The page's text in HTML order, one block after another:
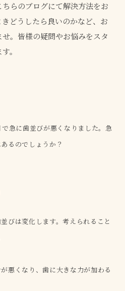
らのブログにて解決方法をお
どうしたら良いのかなど、お
。皆様の疑問やお悩みをスタ
。
急に歯並びが悪くなりました。急
るのでしょうか？
びは変化します。考えられること
悪くなり、歯に大きな力が加わる